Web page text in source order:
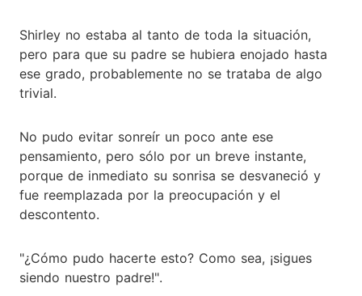
Shirley no estaba al tanto de toda la situación,
pero para que su padre se hubiera enojado hasta
ese grado, probablemente no se trataba de algo
trivial.
No pudo evitar sonreír un poco ante ese
pensamiento, pero sólo por un breve instante,
porque de inmediato su sonrisa se desvaneció y
fue reemplazada por la preocupación y el
descontento.
"¿Cómo pudo hacerte esto? Como sea, ¡sigues
siendo nuestro padre!".